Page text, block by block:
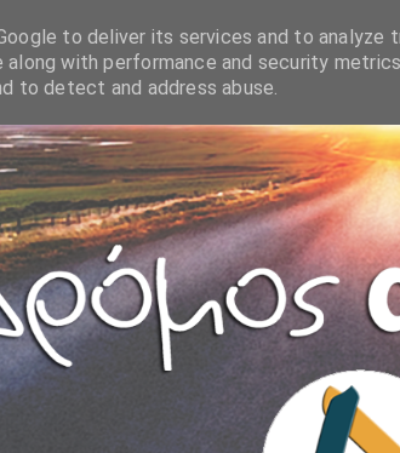
to deliver its services and to analyze
along with performance and security
to detect and address abuse.